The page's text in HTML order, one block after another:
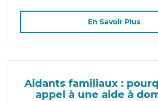
En Savoir Plus
Aidants familiaux :
appel à une aide à